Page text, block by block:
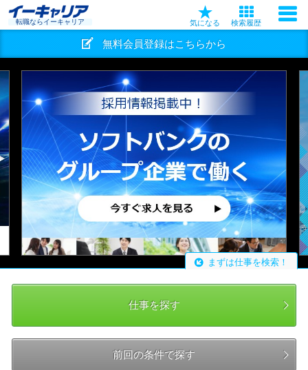
転職ならイーキャリア 気になる 検索履歴
無料会員登録はこちらから
まずは仕事を検索！
仕事を探す
前回の条件で探す